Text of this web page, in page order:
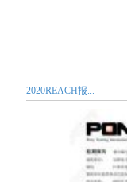
2020REACH报...